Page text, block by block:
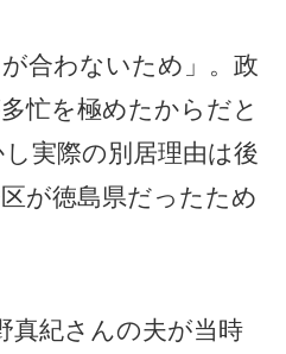
合わないため」。政
忙を極めたからだと
実際の別居理由は後
が徳島県だったため
真紀さんの夫が当時